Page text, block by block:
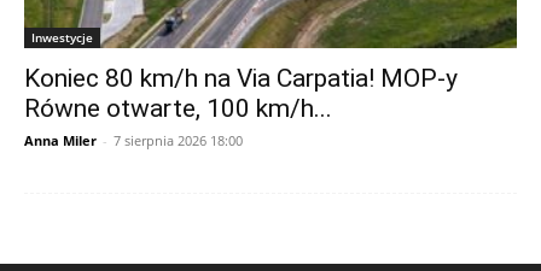
Inwestycje
Koniec 80 km/h na Via Carpatia! MOP-y
Równe otwarte, 100 km/h...
Anna Miler - 7 sierpnia 2026 18:00